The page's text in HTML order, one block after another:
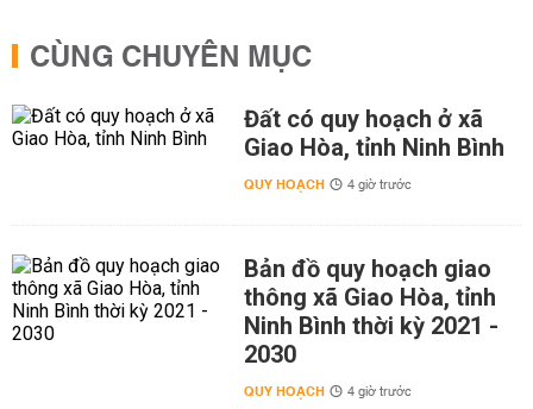
CÙNG CHUYÊN MỤC
Đất có quy hoạch ở xã
Giao Hòa, tỉnh Ninh Bình
QUY HOẠCH 4 giờ trước
Bản đồ quy hoạch giao
thông xã Giao Hòa, tỉnh
Ninh Bình thời kỳ 2021 -
2030
QUY HOẠCH 4 giờ trước